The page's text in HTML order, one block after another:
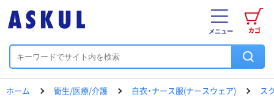
カゴ
メニュー
ホーム 衛生/医療/介護 白衣・ナース服(ナースウェア) ス